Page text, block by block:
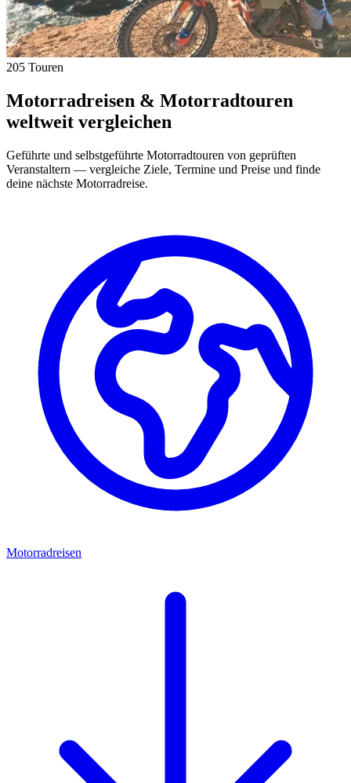
205 Touren
Motorradreisen & Motorradtouren
weltweit vergleichen
Geführte und selbstgeführte Motorradtouren von geprüften
Veranstaltern — vergleiche Ziele, Termine und Preise und finde
deine nächste Motorradreise.
Motorradreisen